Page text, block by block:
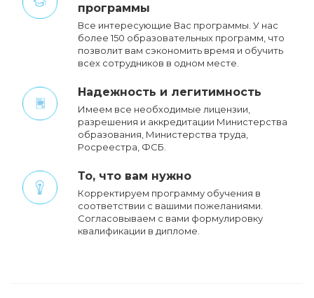
программы
Все интересующие Вас программы. У нас
более 150 образовательных программ, что
позволит вам сэкономить время и обучить
всех сотрудников в одном месте.
Надежность и легитимность
Имеем все необходимые лицензии,
разрешения и аккредитации Министерства
образования, Министерства труда,
Росреестра, ФСБ.
То, что вам нужно
Корректируем программу обучения в
соответствии с вашими пожеланиями.
Cогласовываем с вами формулировку
квалификации в дипломе.